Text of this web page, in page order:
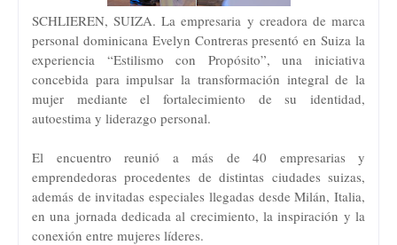
SCHLIEREN, SUIZA. La empresaria y creadora de marca
personal dominicana Evelyn Contreras presentó en Suiza la
experiencia “Estilismo con Propósito”, una iniciativa
concebida para impulsar la transformación integral de la
mujer mediante el fortalecimiento de su identidad,
autoestima y liderazgo personal.
El encuentro reunió a más de 40 empresarias y
emprendedoras procedentes de distintas ciudades suizas,
además de invitadas especiales llegadas desde Milán, Italia,
en una jornada dedicada al crecimiento, la inspiración y la
conexión entre mujeres líderes.